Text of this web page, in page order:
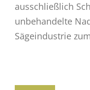
ausschließlich
unbehandelte
Sägeindustrie